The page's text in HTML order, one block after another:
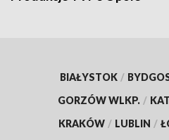
BIAŁYSTOK /
GORZÓW WLKP. /
KRAKÓW / LUBLIN /